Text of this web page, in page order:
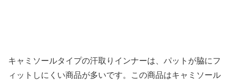
キャミソールタイプの汗取りインナーは、パットが脇にフ
ィットしにくい商品が多いです。この商品はキャミソール